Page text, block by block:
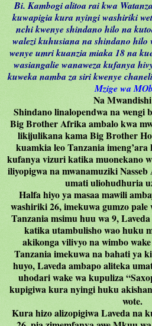
Bi. Kambogi alitoa rai kwa
kuwapigia kura nyingi washiriki
nchi kwenye shindano hilo na
walezi kuhusiana na shindano
wenye umri kuanzia miaka 18 na
wasiangalie wanaweza kufanya
kuweka namba za siri kwenye
Mzige wa
Na
Shindano linalopendwa na
Big Brother Afrika ambalo kwa
likijulikana kama Big Brother
kuamkia leo Tanzania
kufanya vizuri katika muonekano
iliyopigwa na mwanamuziki Nasseb
umati uliohudhuria
Halfa hiyo ya masaa mawili
washiriki 26, imekuwa gumzo
Tanzania msimu huu wa 9,
katika utambulisho wao huku
akikonga vilivyo na wimbo
Tanzania imekuwa na bahati ya
huyo, Laveda ambapo aliteka
uhodari wake wa kupuliza
kupigiwa kura nyingi huku
wote.
Kura hizo alizopigiwa Laveda na